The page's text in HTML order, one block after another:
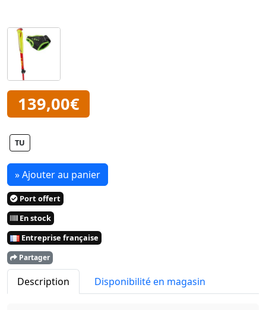
139,00€
TU
» Ajouter au panier
Port offert
En stock
Entreprise française
Partager
Description Disponibilité en magasin